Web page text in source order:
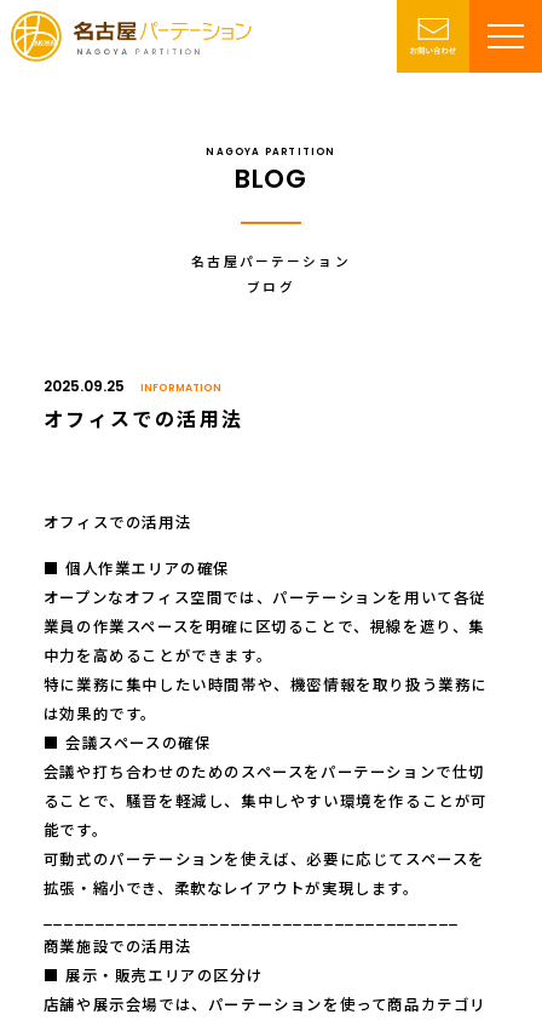
NAGOYA PARTITION
BLOG
名古屋パーテーション
ブログ
2025.09.25 INFORMATION
オフィスでの活用法
オフィスでの活用法
■ 個人作業エリアの確保
オープンなオフィス空間では、パーテーションを用いて各従
業員の作業スペースを明確に区切ることで、視線を遮り、集
中力を高めることができます。
特に業務に集中したい時間帯や、機密情報を取り扱う業務に
は効果的です。
■ 会議スペースの確保
会議や打ち合わせのためのスペースをパーテーションで仕切
ることで、騒音を軽減し、集中しやすい環境を作ることが可
能です。
可動式のパーテーションを使えば、必要に応じてスペースを
拡張・縮小でき、柔軟なレイアウトが実現します。
商業施設での活用法
■ 展示・販売エリアの区分け
店舗や展示会場では、パーテーションを使って商品カテゴリ